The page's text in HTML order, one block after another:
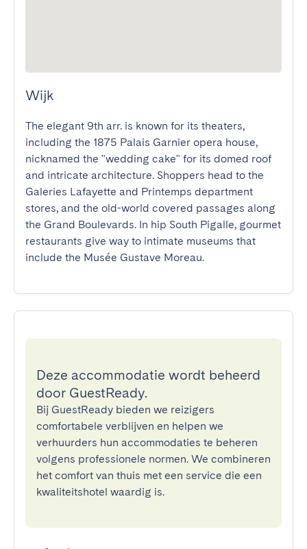
Wijk
The elegant 9th arr. is known for its theaters,
including the 1875 Palais Garnier opera house,
nicknamed the "wedding cake" for its domed roof
and intricate architecture. Shoppers head to the
Galeries Lafayette and Printemps department
stores, and the old-world covered passages along
the Grand Boulevards. In hip South Pigalle, gourmet
restaurants give way to intimate museums that
include the Musée Gustave Moreau.
Deze accommodatie wordt beheerd
door GuestReady.
Bij GuestReady bieden we reizigers
comfortabele verblijven en helpen we
verhuurders hun accommodaties te beheren
volgens professionele normen. We combineren
het comfort van thuis met een service die een
kwaliteitshotel waardig is.